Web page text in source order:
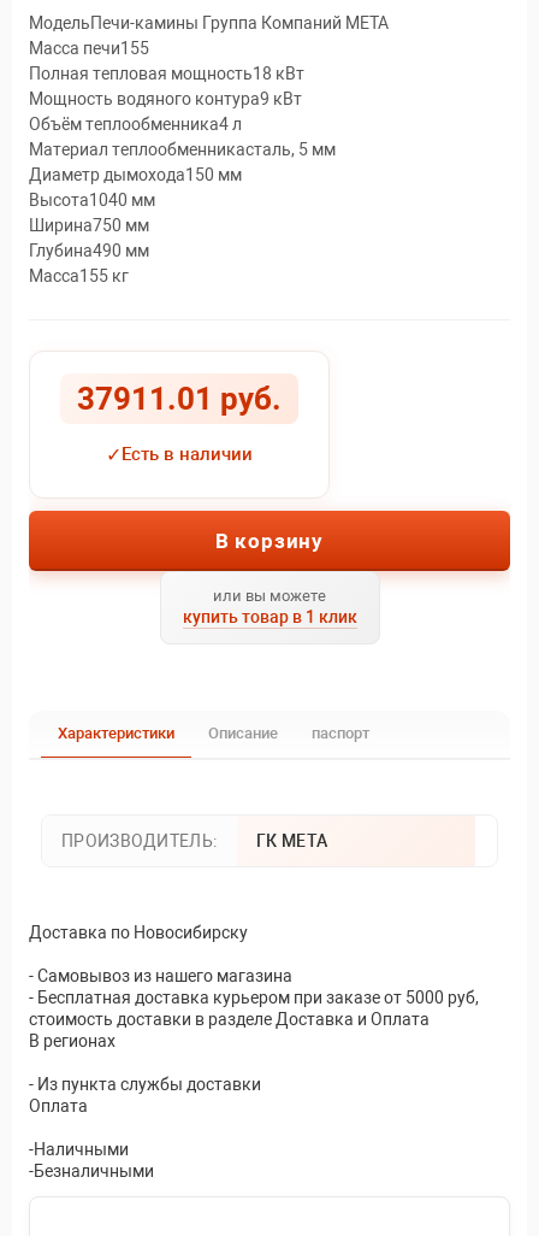
МодельПечи-камины Группа Компаний МЕТА
Масса печи155
Полная тепловая мощность18 кВт
Мощность водяного контура9 кВт
Объём теплообменника4 л
Материал теплообменникасталь, 5 мм
Диаметр дымохода150 мм
Высота1040 мм
Ширина750 мм
Глубина490 мм
Масса155 кг
37911.01 руб.
✓Есть в наличии
В корзину
или вы можете
купить товар в 1 клик
Характеристики Описание паспорт
ПРОИЗВОДИТЕЛЬ: ГК МЕТА
Доставка по Новосибирску
- Самовывоз из нашего магазина
- Бесплатная доставка курьером при заказе от 5000 руб,
стоимость доставки в разделе Доставка и Оплата
В регионах
- Из пункта службы доставки
Оплата
-Наличными
-Безналичными